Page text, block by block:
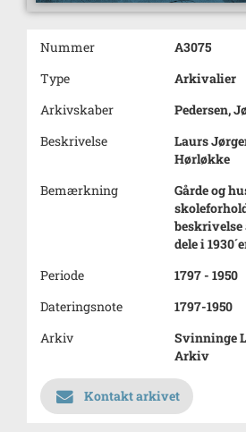
Nummer
A3075
Type
Arkivalier
Arkivskaber
Pedersen,
Beskrivelse
Laurs
Hørløkke
Bemærkning
Gårde og
beskrivelse
dele i
Periode
1797 - 1950
Dateringsnote
1797-1950
Arkiv
Svinninge
Arkiv
Kontakt arkivet